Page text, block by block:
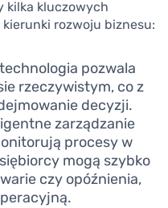
kilka kluczowych
rozwoju biznesu:
technologia pozwala
rzeczywistym, co z
decyzji.
zarządzanie
procesy w
mogą szybko
czy opóźnienia,